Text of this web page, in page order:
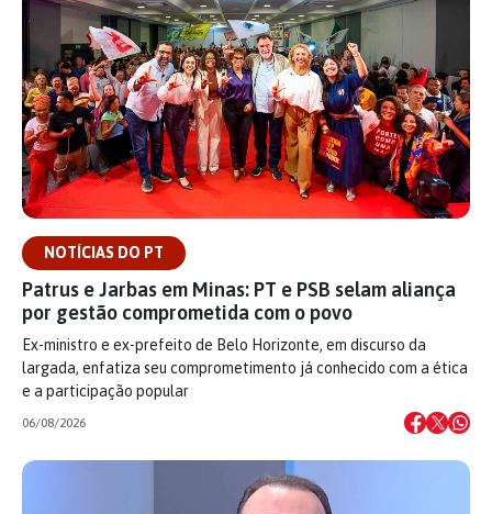
NOTÍCIAS DO PT
Patrus e Jarbas em Minas: PT e PSB selam aliança
por gestão comprometida com o povo
Ex-ministro e ex-prefeito de Belo Horizonte, em discurso da
largada, enfatiza seu comprometimento já conhecido com a ética
e a participação popular
06/08/2026